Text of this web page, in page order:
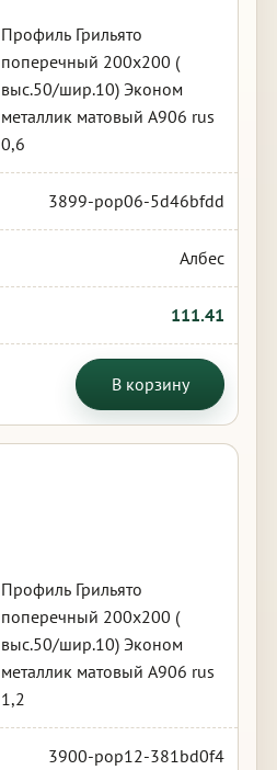
Профиль Грильято
поперечный 200х200 (
выс.50/шир.10) Эконом
металлик матовый А906 rus
0,6
3899-pop06-5d46bfdd
Албес
111.41
В корзину
Профиль Грильято
поперечный 200х200 (
выс.50/шир.10) Эконом
металлик матовый А906 rus
1,2
3900-pop12-381bd0f4